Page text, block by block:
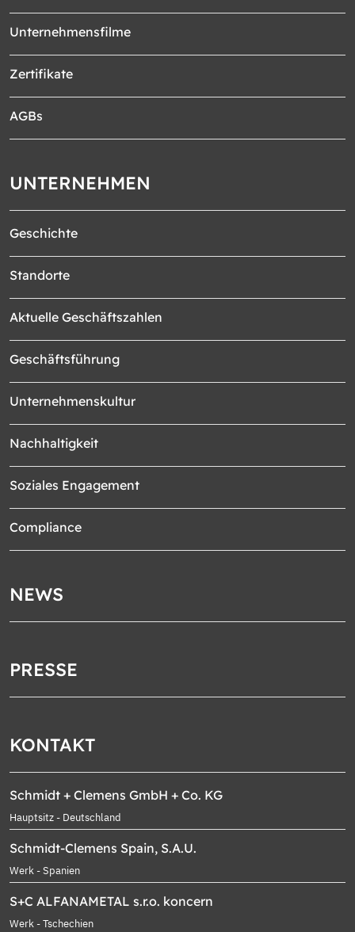
Unternehmensfilme
Zertifikate
AGBs
UNTERNEHMEN
Geschichte
Standorte
Aktuelle Geschäftszahlen
Geschäftsführung
Unternehmenskultur
Nachhaltigkeit
Soziales Engagement
Compliance
NEWS
PRESSE
KONTAKT
Schmidt + Clemens GmbH + Co. KG
Hauptsitz - Deutschland
Schmidt-Clemens Spain, S.A.U.
Werk - Spanien
S+C ALFANAMETAL s.r.o. koncern
Werk - Tschechien